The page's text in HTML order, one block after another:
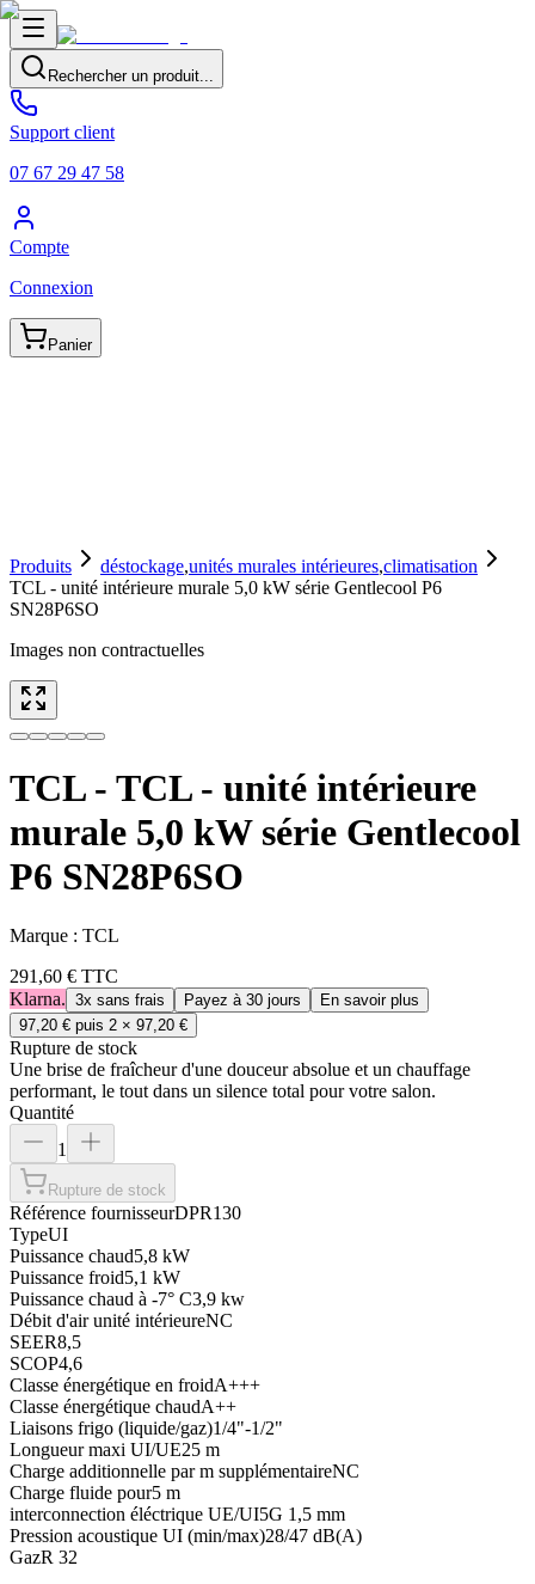
Rechercher un produit...
Support client
07 67 29 47 58
Compte
Connexion
Panier
Produits déstockage,unités murales intérieures,climatisation
TCL - unité intérieure murale 5,0 kW série Gentlecool P6
SN28P6SO
Images non contractuelles
TCL - TCL - unité intérieure
murale 5,0 kW série Gentlecool
P6 SN28P6SO
Marque : TCL
291,60 € TTC
Klarna. 3x sans frais Payez à 30 jours
En savoir plus
97,20 € puis 2 × 97,20 €
Rupture de stock
Une brise de fraîcheur d'une douceur absolue et un chauffage
performant, le tout dans un silence total pour votre salon.
Quantité
1
Rupture de stock
Référence fournisseurDPR130
TypeUI
Puissance chaud5,8 kW
Puissance froid5,1 kW
Puissance chaud à -7° C3,9 kw
Débit d'air unité intérieureNC
SEER8,5
SCOP4,6
Classe énergétique en froidA+++
Classe énergétique chaudA++
Liaisons frigo (liquide/gaz)1/4"-1/2"
Longueur maxi UI/UE25 m
Charge additionnelle par m supplémentaireNC
Charge fluide pour5 m
interconnection éléctrique UE/UI5G 1,5 mm
Pression acoustique UI (min/max)28/47 dB(A)
GazR 32